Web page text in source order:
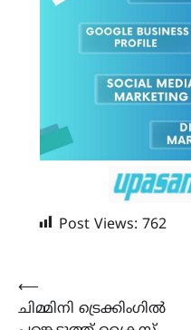
Post Views: 762
Post
navigation
⟵
ചിമ്മിനി ട്രെക്കിംഗിൽ